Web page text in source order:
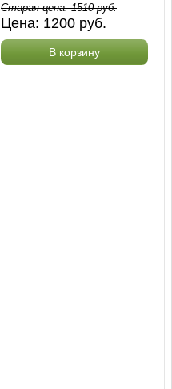
Старая цена:1510руб.
Цена: 1200 руб.
В корзину